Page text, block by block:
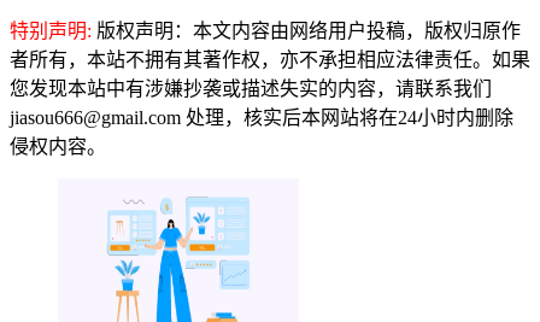
特别声明: 版权声明：本文内容由网络用户投稿，版权归原作
者所有，本站不拥有其著作权，亦不承担相应法律责任。如果
您发现本站中有涉嫌抄袭或描述失实的内容，请联系我们
jiasou666@gmail.com 处理，核实后本网站将在24小时内删除
侵权内容。